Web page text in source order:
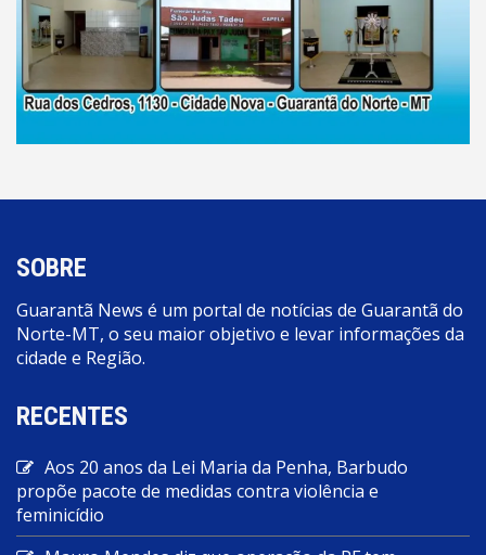
SOBRE
Guarantã News é um portal de notícias de Guarantã do
Norte-MT, o seu maior objetivo e levar informações da
cidade e Região.
RECENTES
Aos 20 anos da Lei Maria da Penha, Barbudo
propõe pacote de medidas contra violência e
feminicídio